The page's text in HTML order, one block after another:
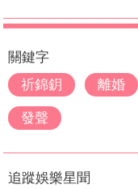
關鍵字
祈錦鈅
離婚
發聲
追蹤娛樂星聞